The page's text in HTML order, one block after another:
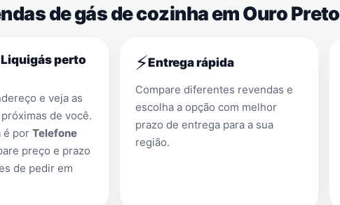
de gás de cozinha em Ouro Preto
perto
e veja as
de você.
é por Telefone
preço e prazo
de pedir em
⚡Entrega rápida
Compare diferentes revendas e
escolha a opção com melhor
prazo de entrega para a sua
região.